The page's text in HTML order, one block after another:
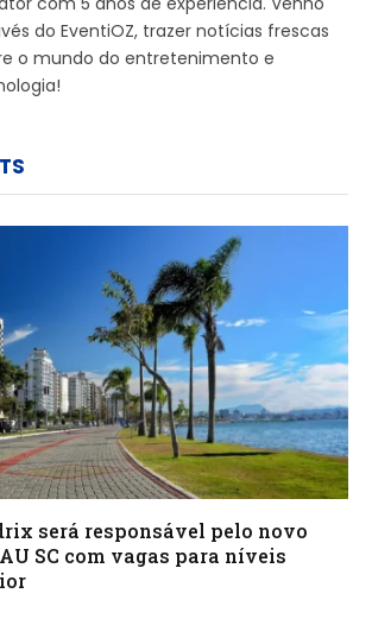
do EventiOZ, trazer notícias frescas
o mundo do entretenimento e
será responsável pelo novo
SC com vagas para níveis